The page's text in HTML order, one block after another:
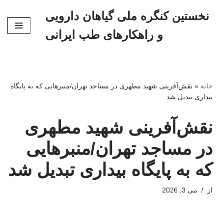
نخستین کنگره ملی گیاهان دارویی
و راهکارهای طب ایرانی
خانه » نقش‌آفرینی شهید مطهری در مساجد تهران/منبرهایی که به پایگاه
بیداری تبدیل شد
نقش‌آفرینی شهید مطهری
در مساجد تهران/منبرهایی
که به پایگاه بیداری تبدیل شد
از می 3, 2026